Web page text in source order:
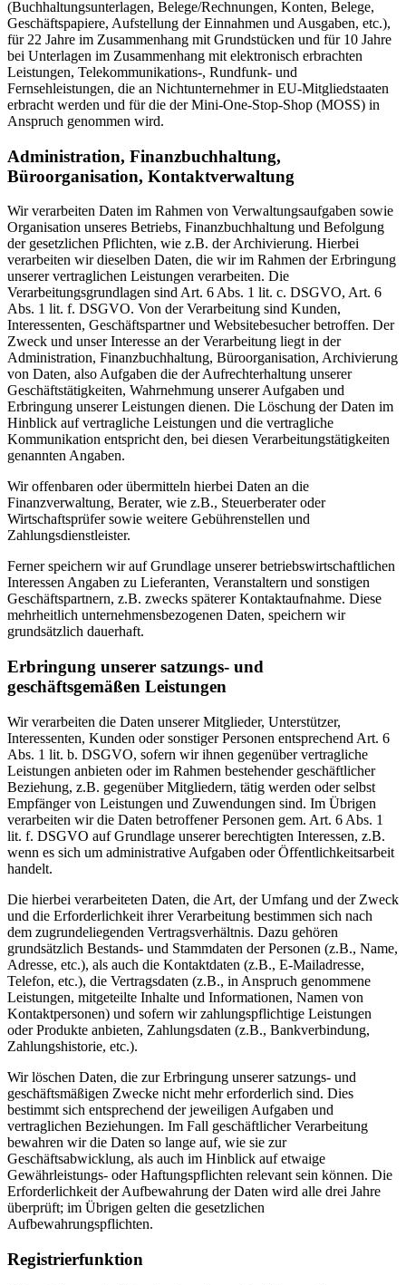
(Buchhaltungsunterlagen, Belege/Rechnungen, Konten, Belege,
Geschäftspapiere, Aufstellung der Einnahmen und Ausgaben, etc.),
für 22 Jahre im Zusammenhang mit Grundstücken und für 10 Jahre
bei Unterlagen im Zusammenhang mit elektronisch erbrachten
Leistungen, Telekommunikations-, Rundfunk- und
Fernsehleistungen, die an Nichtunternehmer in EU-Mitgliedstaaten
erbracht werden und für die der Mini-One-Stop-Shop (MOSS) in
Anspruch genommen wird.
Administration, Finanzbuchhaltung,
Büroorganisation, Kontaktverwaltung
Wir verarbeiten Daten im Rahmen von Verwaltungsaufgaben sowie
Organisation unseres Betriebs, Finanzbuchhaltung und Befolgung
der gesetzlichen Pflichten, wie z.B. der Archivierung. Hierbei
verarbeiten wir dieselben Daten, die wir im Rahmen der Erbringung
unserer vertraglichen Leistungen verarbeiten. Die
Verarbeitungsgrundlagen sind Art. 6 Abs. 1 lit. c. DSGVO, Art. 6
Abs. 1 lit. f. DSGVO. Von der Verarbeitung sind Kunden,
Interessenten, Geschäftspartner und Websitebesucher betroffen. Der
Zweck und unser Interesse an der Verarbeitung liegt in der
Administration, Finanzbuchhaltung, Büroorganisation, Archivierung
von Daten, also Aufgaben die der Aufrechterhaltung unserer
Geschäftstätigkeiten, Wahrnehmung unserer Aufgaben und
Erbringung unserer Leistungen dienen. Die Löschung der Daten im
Hinblick auf vertragliche Leistungen und die vertragliche
Kommunikation entspricht den, bei diesen Verarbeitungstätigkeiten
genannten Angaben.
Wir offenbaren oder übermitteln hierbei Daten an die
Finanzverwaltung, Berater, wie z.B., Steuerberater oder
Wirtschaftsprüfer sowie weitere Gebührenstellen und
Zahlungsdienstleister.
Ferner speichern wir auf Grundlage unserer betriebswirtschaftlichen
Interessen Angaben zu Lieferanten, Veranstaltern und sonstigen
Geschäftspartnern, z.B. zwecks späterer Kontaktaufnahme. Diese
mehrheitlich unternehmensbezogenen Daten, speichern wir
grundsätzlich dauerhaft.
Erbringung unserer satzungs- und
geschäftsgemäßen Leistungen
Wir verarbeiten die Daten unserer Mitglieder, Unterstützer,
Interessenten, Kunden oder sonstiger Personen entsprechend Art. 6
Abs. 1 lit. b. DSGVO, sofern wir ihnen gegenüber vertragliche
Leistungen anbieten oder im Rahmen bestehender geschäftlicher
Beziehung, z.B. gegenüber Mitgliedern, tätig werden oder selbst
Empfänger von Leistungen und Zuwendungen sind. Im Übrigen
verarbeiten wir die Daten betroffener Personen gem. Art. 6 Abs. 1
lit. f. DSGVO auf Grundlage unserer berechtigten Interessen, z.B.
wenn es sich um administrative Aufgaben oder Öffentlichkeitsarbeit
handelt.
Die hierbei verarbeiteten Daten, die Art, der Umfang und der Zweck
und die Erforderlichkeit ihrer Verarbeitung bestimmen sich nach
dem zugrundeliegenden Vertragsverhältnis. Dazu gehören
grundsätzlich Bestands- und Stammdaten der Personen (z.B., Name,
Adresse, etc.), als auch die Kontaktdaten (z.B., E-Mailadresse,
Telefon, etc.), die Vertragsdaten (z.B., in Anspruch genommene
Leistungen, mitgeteilte Inhalte und Informationen, Namen von
Kontaktpersonen) und sofern wir zahlungspflichtige Leistungen
oder Produkte anbieten, Zahlungsdaten (z.B., Bankverbindung,
Zahlungshistorie, etc.).
Wir löschen Daten, die zur Erbringung unserer satzungs- und
geschäftsmäßigen Zwecke nicht mehr erforderlich sind. Dies
bestimmt sich entsprechend der jeweiligen Aufgaben und
vertraglichen Beziehungen. Im Fall geschäftlicher Verarbeitung
bewahren wir die Daten so lange auf, wie sie zur
Geschäftsabwicklung, als auch im Hinblick auf etwaige
Gewährleistungs- oder Haftungspflichten relevant sein können. Die
Erforderlichkeit der Aufbewahrung der Daten wird alle drei Jahre
überprüft; im Übrigen gelten die gesetzlichen
Aufbewahrungspflichten.
Registrierfunktion